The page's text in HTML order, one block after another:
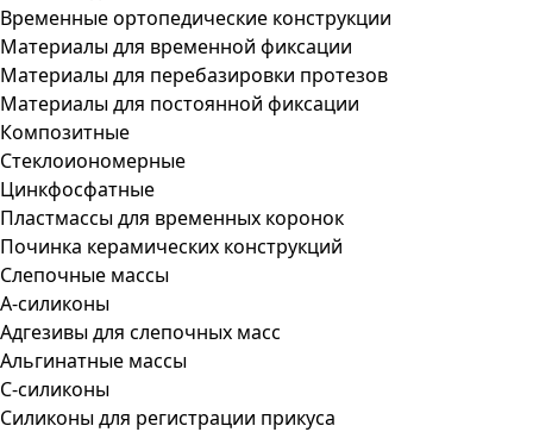
Временные ортопедические конструкции
Материалы для временной фиксации
Материалы для перебазировки протезов
Материалы для постоянной фиксации
Композитные
Стеклоиономерные
Цинкфосфатные
Пластмассы для временных коронок
Починка керамических конструкций
Слепочные массы
А-силиконы
Адгезивы для слепочных масс
Альгинатные массы
С-силиконы
Силиконы для регистрации прикуса